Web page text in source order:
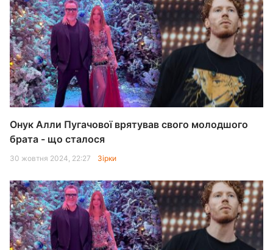
Онук Алли Пугачової врятував свого молодшого
брата - що сталося
30 жовтня 2024, 22:27 Зірки